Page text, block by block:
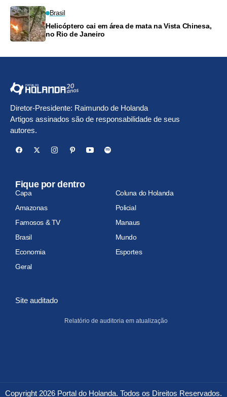
Brasil
Helicóptero cai em área de mata na Vista Chinesa,
no Rio de Janeiro
Diretor-Presidente: Raimundo de Holanda
Artigos assinados são de responsabilidade de seus
autores.
Fique por dentro
Capa
Coluna do Holanda
Amazonas
Policial
Famosos & TV
Manaus
Brasil
Mundo
Economia
Esportes
Geral
Site auditado
Relatório de auditoria em atualização
Copyright 2026 Portal do Holanda. Todos os Direitos Reservados.